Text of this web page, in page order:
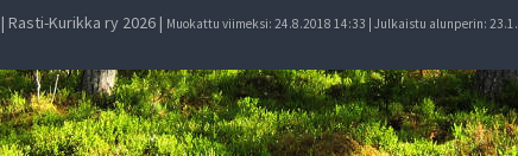
| Rasti-Kurikka ry 2026 | Muokattu viimeksi: 24.8.2018 14:33 | Julkaistu alunperin: